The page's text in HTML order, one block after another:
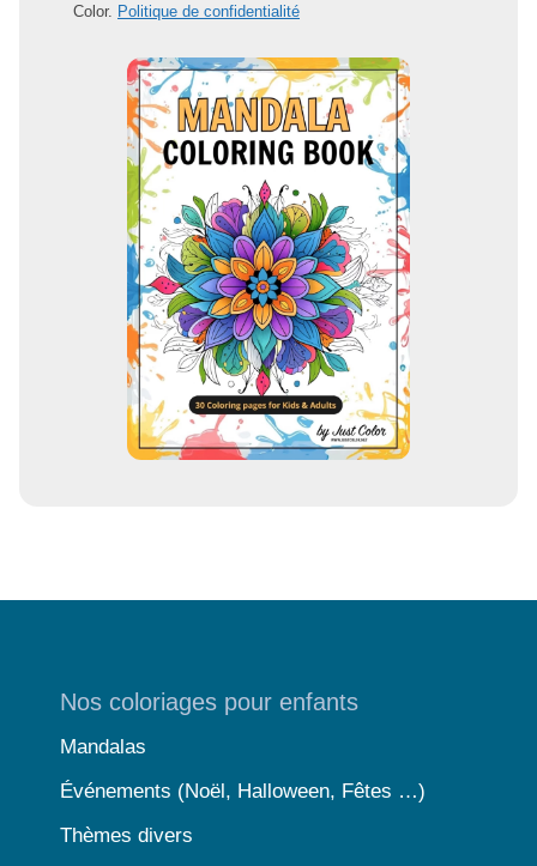
Color. Politique de confidentialité
Nos coloriages pour enfants
Mandalas
Événements (Noël, Halloween, Fêtes …)
Thèmes divers